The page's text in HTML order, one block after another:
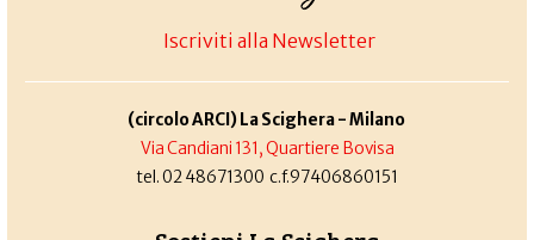
Iscriviti alla Newsletter
(circolo ARCI) La Scighera - Milano
Via Candiani 131, Quartiere Bovisa
tel. 02 48671300 c.f.97406860151